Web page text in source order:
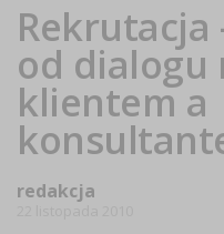
Rekrutacja
od dialogu
klientem a
redakcja